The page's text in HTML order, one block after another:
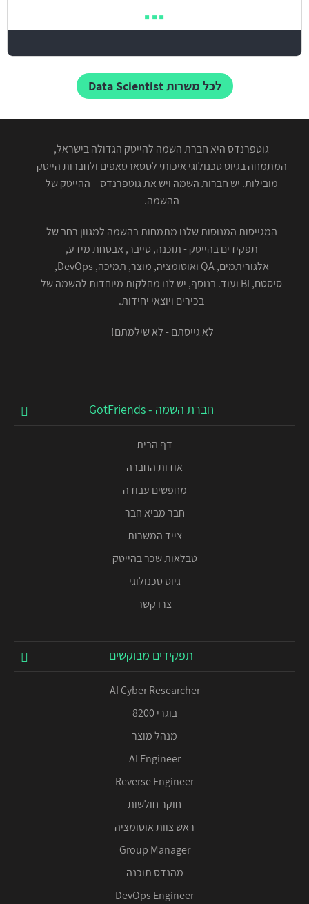
לכל משרות Data Scientist
גוטפרנדס היא חברת השמה להייטק הגדולה בישראל,
המתמחה בגיוס טכנולוגי איכותי לסטארטאפים ולחברות הייטק
מובילות. יש חברות השמה ויש את גוטפרנדס – ההייטק של
ההשמה.
המגייסות המנוסות שלנו מתמחות בהשמה למגוון רחב של
תפקידים בהייטק - תוכנה, סייבר, אבטחת מידע,
אלגוריתמים, QA ואוטומציה, מוצר, תמיכה, DevOps,
סיסטם, BI ועוד. בנוסף, יש לנו מחלקות מיוחדות להשמה של
בכירים ויוצאי יחידות.
לא גייסתם - לא שילמתם!
חברת השמה - GotFriends
דף הבית
אודות החברה
מחפשים עבודה
חבר מביא חבר
צייד המשרות
טבלאות שכר בהייטק
גיוס טכנולוגי
צרו קשר
תפקידים מבוקשים
AI Cyber Researcher
בוגרי 8200
מנהל מוצר
AI Engineer
Reverse Engineer
חוקר חולשות
ראש צוות אוטומציה
Group Manager
מהנדס תוכנה
DevOps Engineer